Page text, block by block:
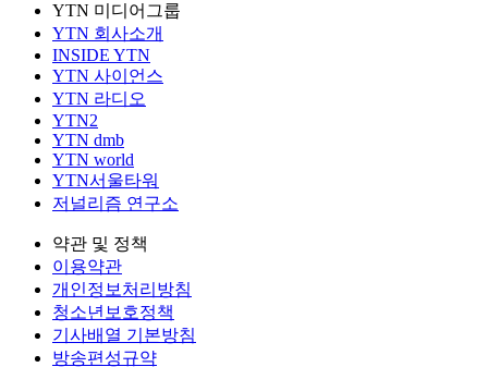
YTN 미디어그룹
YTN 회사소개
INSIDE YTN
YTN 사이언스
YTN 라디오
YTN2
YTN dmb
YTN world
YTN서울타워
저널리즘 연구소
약관 및 정책
이용약관
개인정보처리방침
청소년보호정책
기사배열 기본방침
방송편성규약